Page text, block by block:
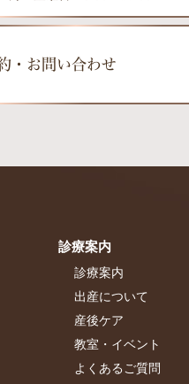
・お問い合わせ
診療案内
診療案内
出産について
産後ケア
教室・イベント
よくあるご質問